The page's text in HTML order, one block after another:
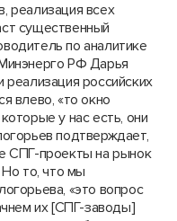
реализация всех
существенный
по аналитике
РФ Дарья
российских
влево, «то окно
у нас есть, они
подтверждает,
СПГ-проекты на рынок
Но то, что мы
«это вопрос
их [СПГ-заводы]